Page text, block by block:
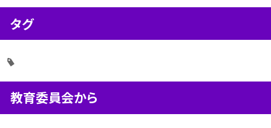
タグ
教育委員会から